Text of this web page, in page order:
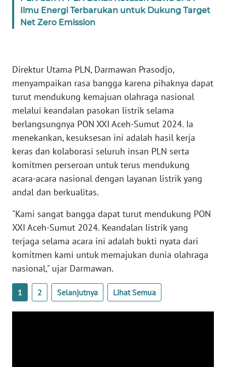
Ilmu Energi Terbarukan untuk Dukung Target
Net Zero Emission
Direktur Utama PLN, Darmawan Prasodjo,
menyampaikan rasa bangga karena pihaknya dapat
turut mendukung kemajuan olahraga nasional
melalui keandalan pasokan listrik selama
berlangsungnya PON XXI Aceh-Sumut 2024. Ia
menekankan, kesuksesan ini adalah hasil kerja
keras dan kolaborasi seluruh insan PLN serta
komitmen perseroan untuk terus mendukung
acara-acara nasional dengan layanan listrik yang
andal dan berkualitas.
"Kami sangat bangga dapat turut mendukung PON
XXI Aceh-Sumut 2024. Keandalan listrik yang
terjaga selama acara ini adalah bukti nyata dari
komitmen kami untuk memajukan dunia olahraga
nasional," ujar Darmawan.
1 2 Selanjutnya Lihat Semua
WN
JAMBI
WN
NTB
WN
SULTENG
SULBAR
WN
WN
SUMBAR
WN
SUMSEL